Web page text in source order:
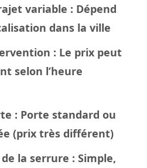
variable : Dépend
dans la ville
: Le prix peut
selon l’heure
: Porte standard ou
(prix très différent)
la serrure : Simple,